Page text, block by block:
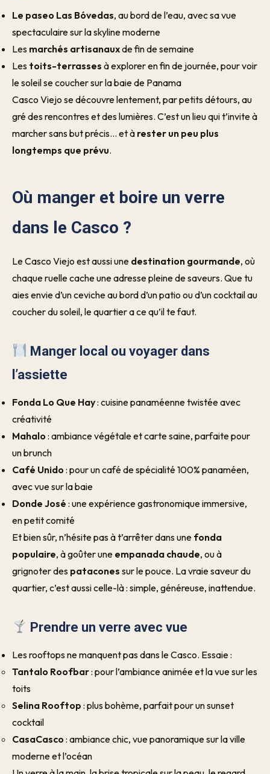
Le paseo Las Bóvedas, au bord de l’eau, avec sa vue
spectaculaire sur la skyline moderne
Les marchés artisanauxde fin de semaine
Les toits-terrasses à explorer en fin de journée, pour voir
le soleil se coucher sur la baie de Panama
Casco Viejo se découvre lentement, par petits détours, au
gré des rencontres et des lumières. C’est un lieu qui t’invite à
marcher sans but précis… et à rester un peu plus
longtemps que prévu.
Où manger et boire un verre
dans le Casco ?
Le Casco Viejo est aussi une destination gourmande, où
chaque ruelle cache une adresse pleine de saveurs. Que tu
aies envie d’un ceviche au bord d’un patio ou d’un cocktail au
coucher du soleil, le quartier a ce qu’il te faut.
Manger local ou voyager dans
l’assiette
Fonda Lo Que Hay: cuisine panaméenne twistée avec
créativité
Mahalo : ambiance végétale et carte saine, parfaite pour
un brunch
Café Unido : pour un café de spécialité 100% panaméen,
avec vue sur la baie
Donde José : une expérience gastronomique immersive,
en petit comité
Et bien sûr, n’hésite pas à t’arrêter dans une fonda
populaire, à goûter une empanada chaude, ou à
grignoter des patacones sur le pouce. La vraie saveur du
quartier, c’est aussi celle-là : simple, généreuse, inattendue.
Prendre un verre avec vue
Les rooftops ne manquent pas dans le Casco. Essaie :
Tantalo Roofbar: pour l’ambiance animée et la vue sur les
toits
Selina Rooftop : plus bohème, parfait pour un sunset
cocktail
CasaCasco : ambiance chic, vue panoramique sur la ville
moderne et l’océan